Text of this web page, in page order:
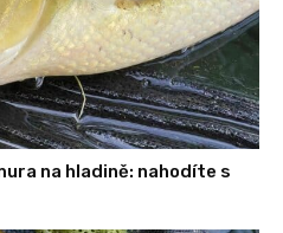
na hladině: nahodíte s